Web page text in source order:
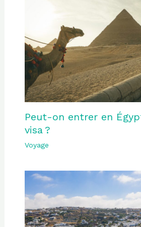
Peut-on entrer en
visa ?
Voyage